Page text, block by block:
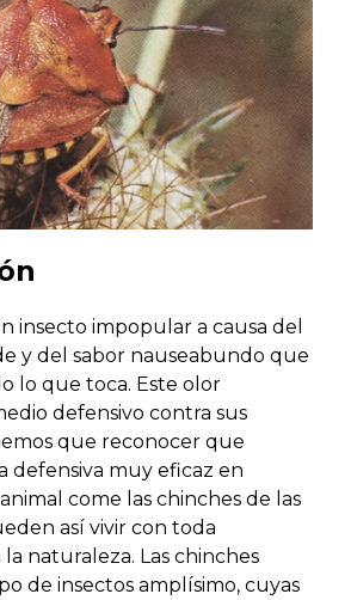
insecto impopular a causa del
y del sabor nauseabundo que
lo que toca. Este olor
defensivo contra sus
que reconocer que
defensiva muy eficaz en
come las chinches de las
así vivir con toda
naturaleza. Las chinches
de insectos amplísimo, cuyas